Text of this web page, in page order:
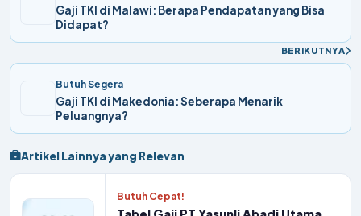
Gaji TKI di Malawi: Berapa Pendapatan yang Bisa
Didapat?
BERIKUTNYA
Butuh Segera
Gaji TKI di Makedonia: Seberapa Menarik
Peluangnya?
Artikel Lainnya yang Relevan
Butuh Cepat!